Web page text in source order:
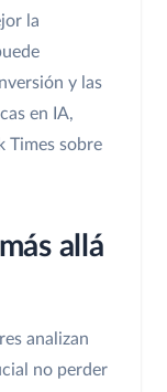
la
y las
en IA,
Times sobre
allá
analizan
no perder